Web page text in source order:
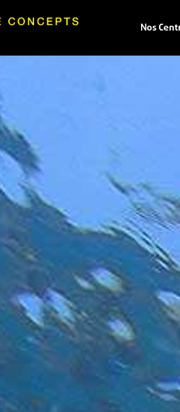
Nos